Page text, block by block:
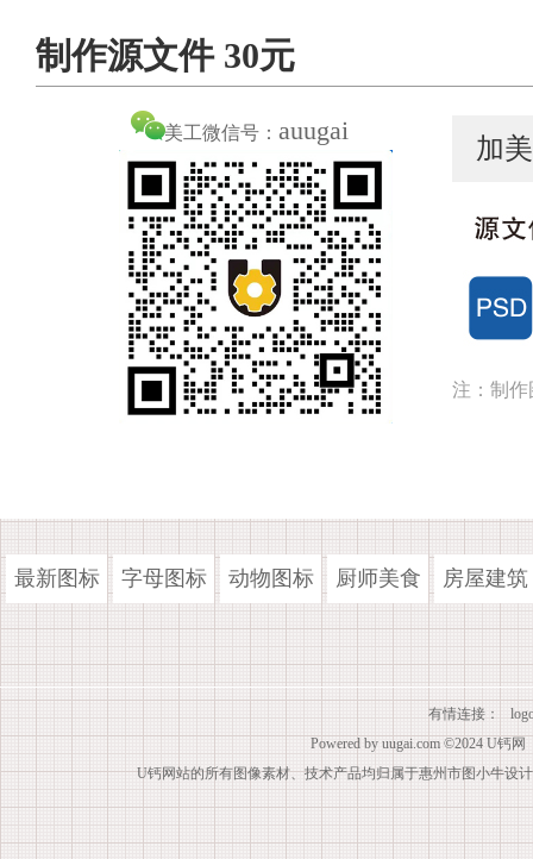
制作源文件 30元
美工微信号： auugai
加
注：制作
最新图标 字母图标 动物图标 厨师美食 房屋建筑
有情连接：
Powered by uugai.com ©2024 U钙网
U钙网站的所有图像素材、技术产品均归属于惠州市图小牛设